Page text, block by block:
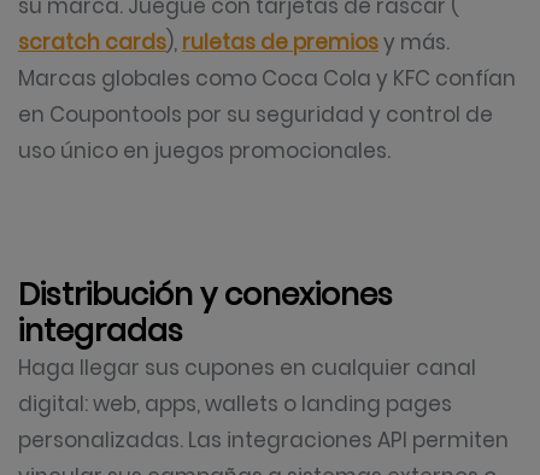
su marca. Juegue con tarjetas de rascar (
scratch cards), ruletas de premiosy más.
Marcas globales como Coca Cola y KFC confían
en Coupontools por su seguridad y control de
uso único en juegos promocionales.
Distribución y conexiones
integradas
Haga llegar sus cupones en cualquier canal
digital: web, apps, wallets o landing pages
personalizadas. Las integraciones API permiten